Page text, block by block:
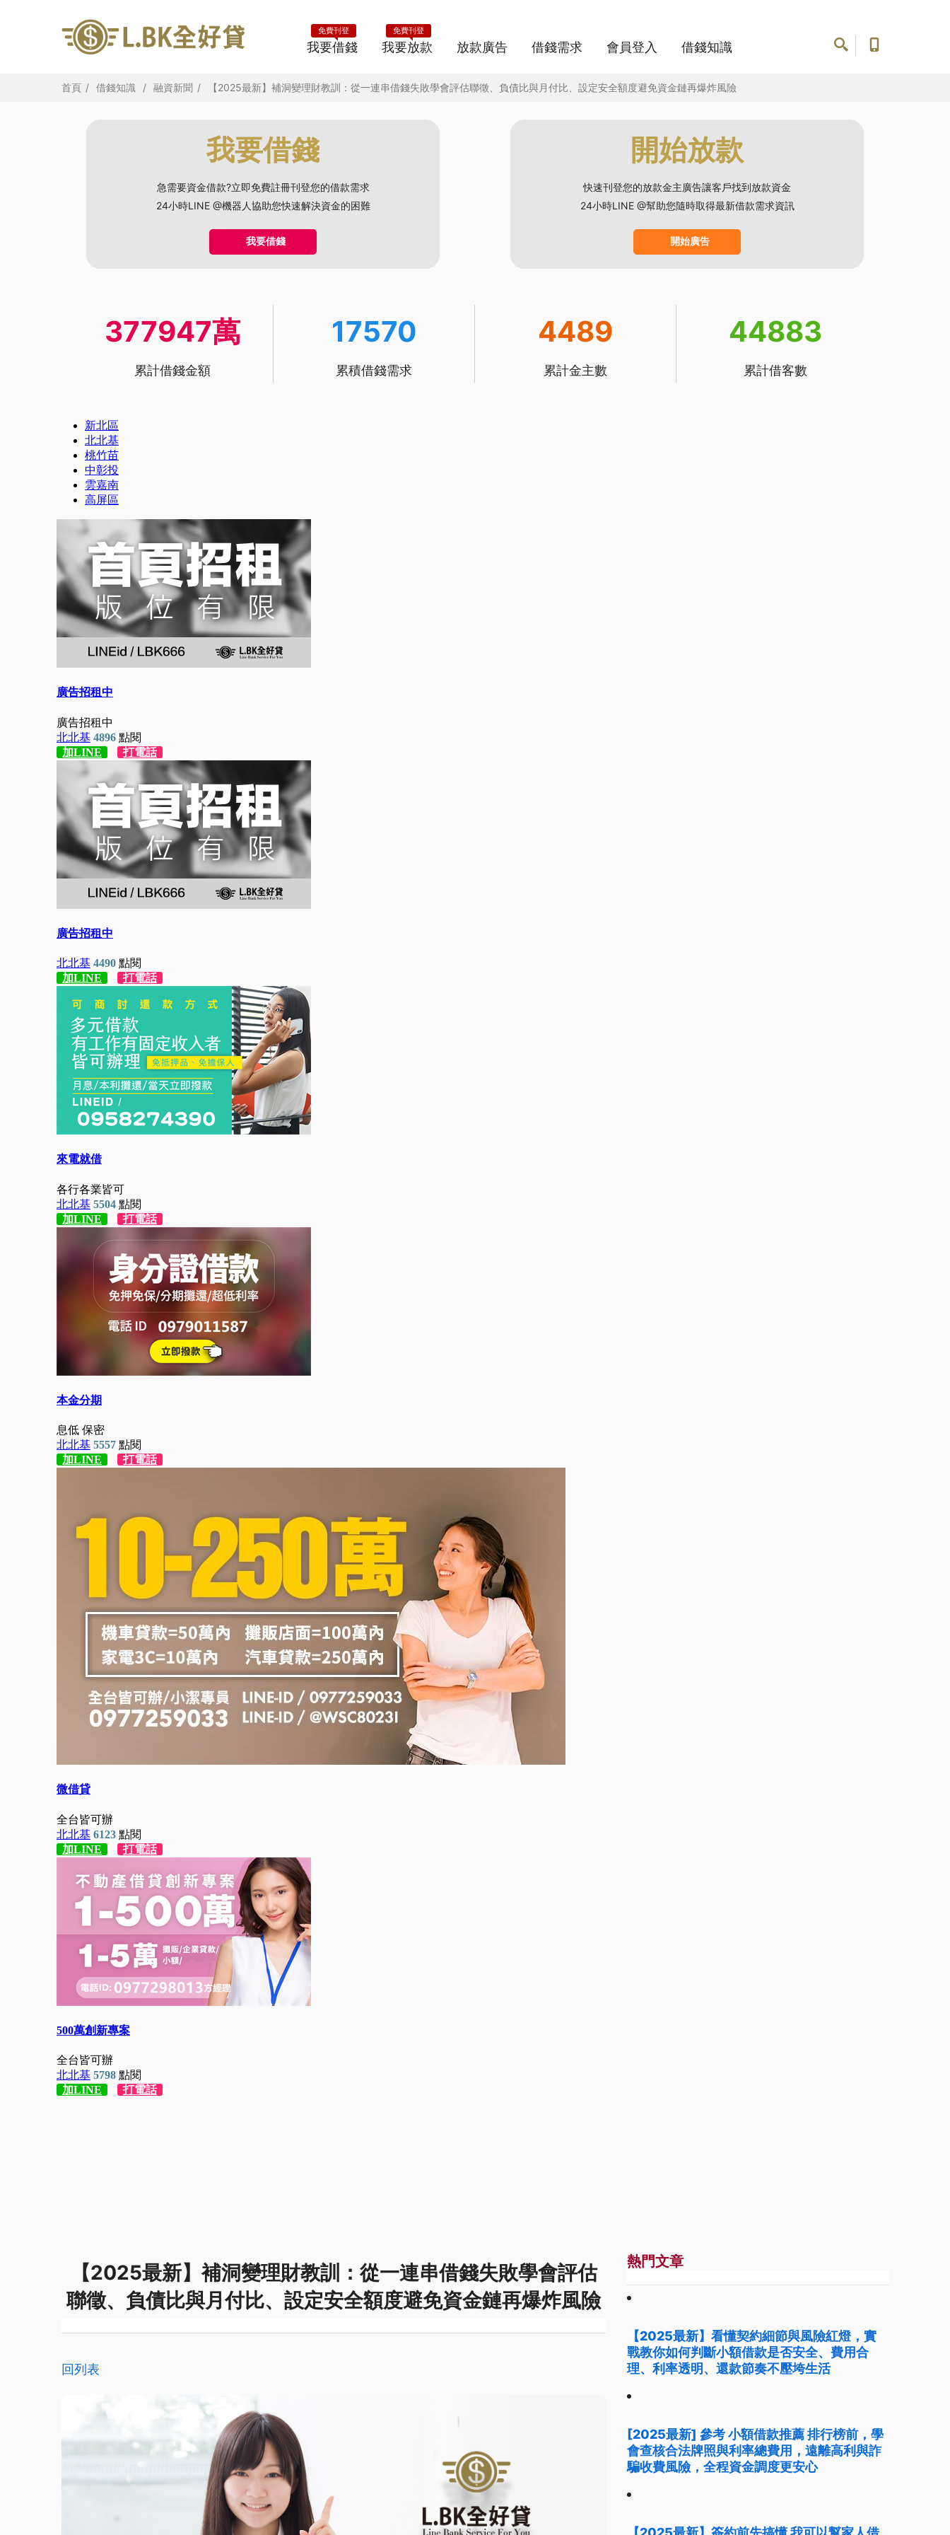
我要借錢
免費刊登
我要放款
免費刊登
放款廣告 借錢需求 會員登入 借錢知識
首頁 借錢知識 融資新聞 【2025最新】補洞變理財教訓：從一連串借錢失敗學會評估聯徵、負債比與月付比、設定安全額度避免資金鏈再爆炸風險
我要借錢
急需要資金借款?立即免費註冊刊登您的借款需求
24小時LINE @機器人協助您快速解決資金的困難
我要借錢
開始放款
快速刊登您的放款金主廣告讓客戶找到放款資金
24小時LINE @幫助您隨時取得最新借款需求資訊
開始廣告
377947萬
累計借錢金額
17570
累積借錢需求
4489
累計金主數
44883
累計借客數
【2025最新】補洞變理財教訓：從一連串借錢失敗學會評估
聯徵、負債比與月付比、設定安全額度避免資金鏈再爆炸風險
回列表
熱門文章
【2025最新】看懂契約細節與風險紅燈，實
戰教你如何判斷小額借款是否安全、費用合
理、利率透明、還款節奏不壓垮生活
[2025最新] 參考 小額借款推薦 排行榜前，學
會查核合法牌照與利率總費用，遠離高利與詐
騙收費風險，全程資金調度更安心